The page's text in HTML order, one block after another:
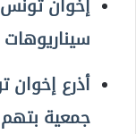
أذرع
جمعية بتهم